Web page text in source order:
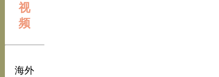
视
频
海外